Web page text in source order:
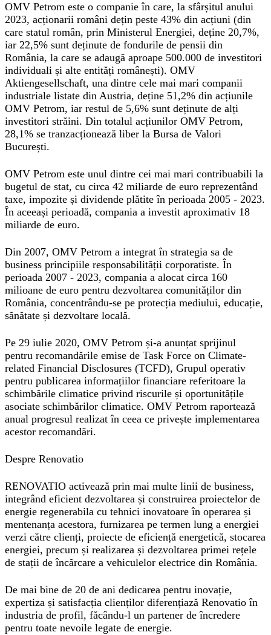
OMV Petrom este o companie în care, la sfârșitul anului
2023, acționarii români dețin peste 43% din acțiuni (din
care statul român, prin Ministerul Energiei, deține 20,7%,
iar 22,5% sunt deținute de fondurile de pensii din
România, la care se adaugă aproape 500.000 de investitori
individuali și alte entități românești). OMV
Aktiengesellschaft, una dintre cele mai mari companii
industriale listate din Austria, deține 51,2% din acțiunile
OMV Petrom, iar restul de 5,6% sunt deținute de alți
investitori străini. Din totalul acțiunilor OMV Petrom,
28,1% se tranzacționează liber la Bursa de Valori
București.
OMV Petrom este unul dintre cei mai mari contribuabili la
bugetul de stat, cu circa 42 miliarde de euro reprezentând
taxe, impozite și dividende plătite în perioada 2005 - 2023.
În aceeași perioadă, compania a investit aproximativ 18
miliarde de euro.
Din 2007, OMV Petrom a integrat în strategia sa de
business principiile responsabilității corporatiste. În
perioada 2007 - 2023, compania a alocat circa 160
milioane de euro pentru dezvoltarea comunităților din
România, concentrându-se pe protecția mediului, educație,
sănătate și dezvoltare locală.
Pe 29 iulie 2020, OMV Petrom și-a anunțat sprijinul
pentru recomandările emise de Task Force on Climate-
related Financial Disclosures (TCFD), Grupul operativ
pentru publicarea informațiilor financiare referitoare la
schimbările climatice privind riscurile și oportunitățile
asociate schimbărilor climatice. OMV Petrom raportează
anual progresul realizat în ceea ce privește implementarea
acestor recomandări.
Despre Renovatio
RENOVATIO activează prin mai multe linii de business,
integrând eficient dezvoltarea și construirea proiectelor de
energie regenerabila cu tehnici inovatoare în operarea și
mentenanța acestora, furnizarea pe termen lung a energiei
verzi către clienți, proiecte de eficiență energetică, stocarea
energiei, precum și realizarea și dezvoltarea primei rețele
de stații de încărcare a vehiculelor electrice din România.
De mai bine de 20 de ani dedicarea pentru inovație,
expertiza și satisfacția clienților diferențiază Renovatio în
industria de profil, făcându-l un partener de încredere
pentru toate nevoile legate de energie.